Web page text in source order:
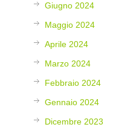
Giugno 2024
Maggio 2024
Aprile 2024
Marzo 2024
Febbraio 2024
Gennaio 2024
Dicembre 2023